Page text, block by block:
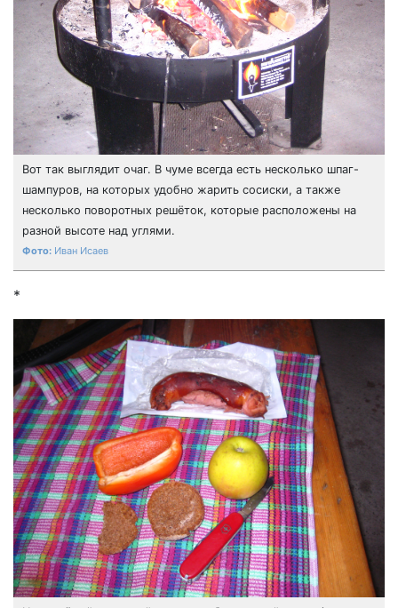
Вот так выглядит очаг. В чуме всегда есть несколько шпаг-
шампуров, на которых удобно жарить сосиски, а также
несколько поворотных решёток, которые расположены на
разной высоте над углями.
Иван Исаев
*